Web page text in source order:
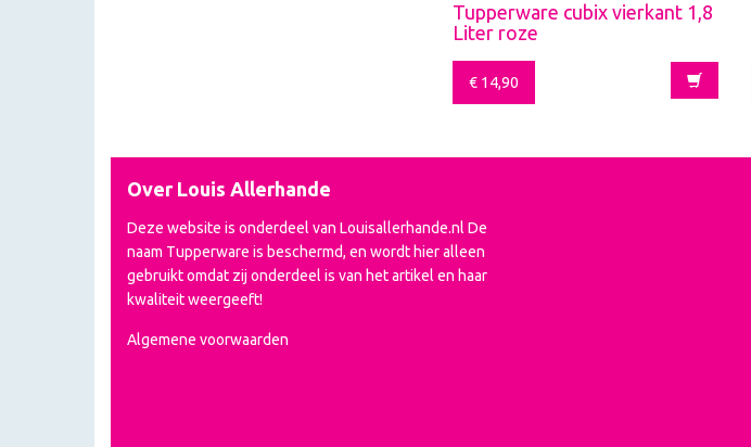
Tupperware cubix vierkant 1,8
Liter roze
€ 14,90
Over Louis Allerhande
Deze website is onderdeel van Louisallerhande.nl De
naam Tupperware is beschermd, en wordt hier alleen
gebruikt omdat zij onderdeel is van het artikel en haar
kwaliteit weergeeft!
Algemene voorwaarden